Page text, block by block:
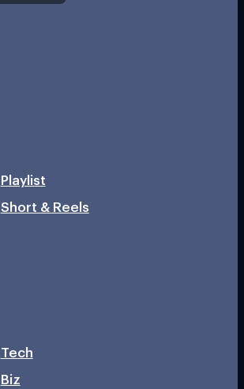
Playlist
Short & Reels
Tech
Biz